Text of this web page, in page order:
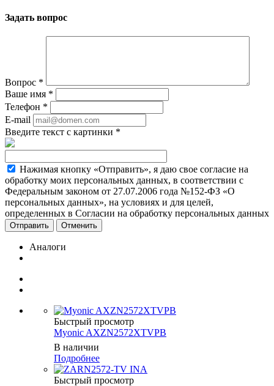
Задать вопрос
Вопрос *
Ваше имя *
Телефон *
E-mail
Введите текст с картинки *
Нажимая кнопку «Отправить», я даю свое согласие на
обработку моих персональных данных, в соответствии с
Федеральным законом от 27.07.2006 года №152-ФЗ «О
персональных данных», на условиях и для целей,
определенных в Согласии на обработку персональных данных
Отменить
Аналоги
Быстрый просмотр
Myonic AXZN2572XTVPB
В наличии
Подробнее
Быстрый просмотр